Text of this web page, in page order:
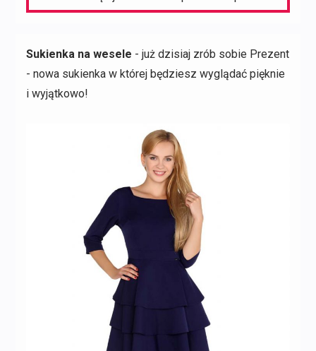
Sukienka na wesele - już dzisiaj zrób sobie Prezent
- nowa sukienka w której będziesz wyglądać pięknie
i wyjątkowo!